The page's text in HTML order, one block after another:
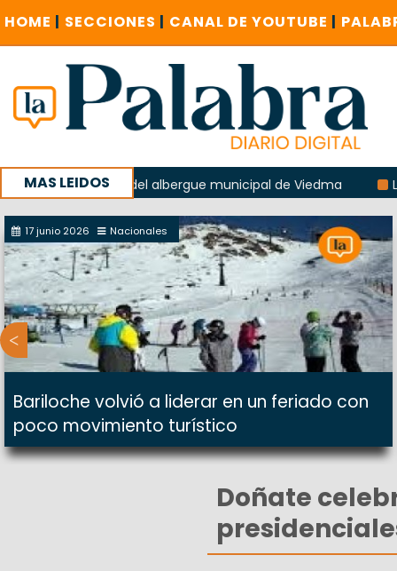
HOME | SECCIONES | CANAL DE YOUTUBE |
MAS LEIDOS
explosión del albergue municipal de Viedma La
con un encuentro provincial en Roca
17 junio 2026 Nacionales
Bariloche volvió a liderar en un feriado con
poco movimiento turístico
Doñate